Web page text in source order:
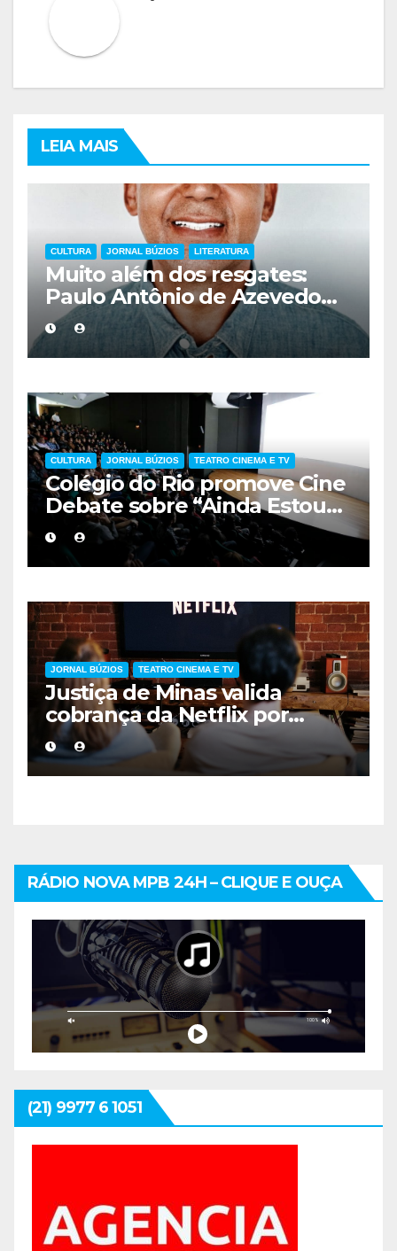
LEIA MAIS
CULTURA JORNAL BÚZIOS LITERATURA
Muito além dos resgates:
Paulo Antônio de Azevedo
eterniza a coragem, a
humanidade e a missão dos
guarda-vidas na literatura
CULTURA JORNAL BÚZIOS TEATRO CINEMA E TV
Colégio do Rio promove Cine
Debate sobre “Ainda Estou
Aqui”, obra cobrada no
vestibular da UERJ
JORNAL BÚZIOS TEATRO CINEMA E TV
Justiça de Minas valida
cobrança da Netflix por
compartilhamento de
senhas fora da residência
RÁDIO NOVA MPB 24H – CLIQUE E OUÇA
(21) 9977 6 1051